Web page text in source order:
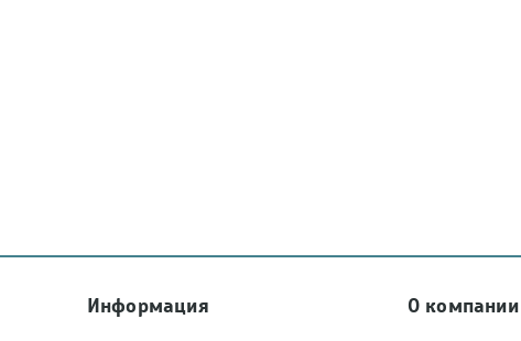
Информация О компании